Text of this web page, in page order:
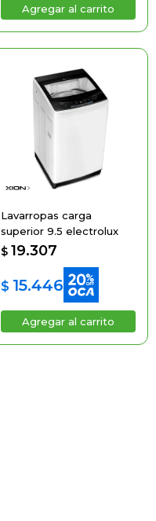
Lavarropas carga
superior 9.5 electrolux
$ 19.307
$ 15.446